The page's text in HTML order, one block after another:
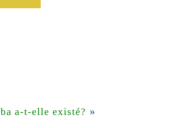
a-t-elle existé? »